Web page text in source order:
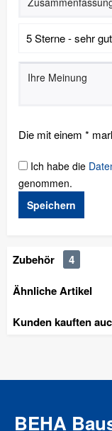
Die mit einem *
Ich habe die
genommen.
Speichern
Zubehör
4
Ähnliche Artikel
Kunden kauften
BEHA